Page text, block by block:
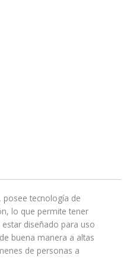
posee tecnología de
lo que permite tener
diseñado para uso
buena manera a altas
de personas a